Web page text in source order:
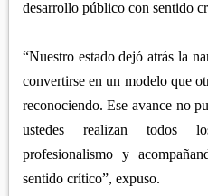
NANACAMILPA
desarrollo público con sentido
“Nuestro estado dejó atrás la
convertirse en un modelo que
reconociendo. Ese avance no
ustedes realizan todos
profesionalismo y
sentido crítico”, expuso.